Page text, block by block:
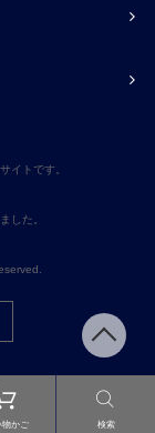
物かご 検索
イトです。
した。